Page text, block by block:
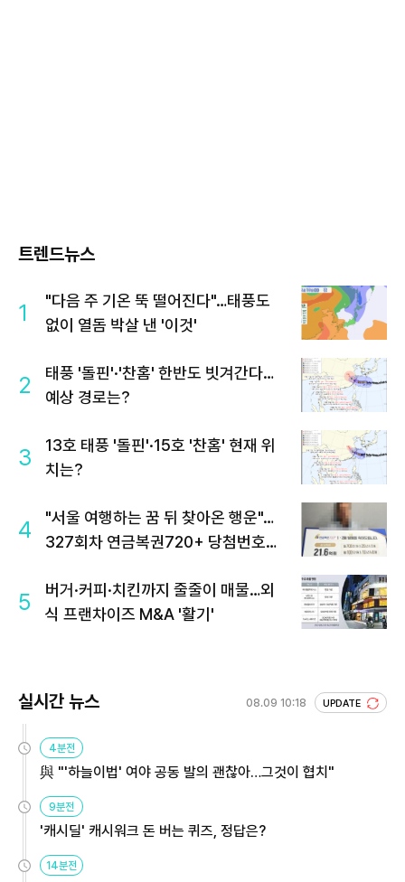
트렌드뉴스
1
"다음 주 기온 뚝 떨어진다"…태풍도
없이 열돔 박살 낸 '이것'
2
태풍 '돌핀'·'찬홈' 한반도 빗겨간다…
예상 경로는?
3
13호 태풍 '돌핀'·15호 '찬홈' 현재 위
치는?
4
"서울 여행하는 꿈 뒤 찾아온 행운"…
327회차 연금복권720+ 당첨번호조
5
버거·커피·치킨까지 줄줄이 매물…외
식 프랜차이즈 M&A '활기'
실시간 뉴스 08.09 10:18 UPDATE
4분전
與 "'하늘이법' 여야 공동 발의 괜찮아…그것이 협치"
9분전
'캐시딜' 캐시워크 돈 버는 퀴즈, 정답은?
14분전